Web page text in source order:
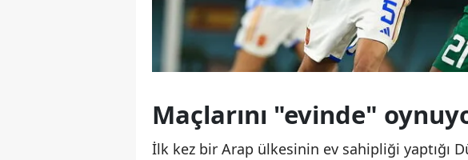
Maçlarını "evinde"
İlk kez bir Arap ülkesinin ev sahipliği yaptığı